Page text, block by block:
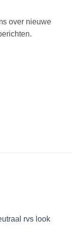
over nieuwe
rvs look